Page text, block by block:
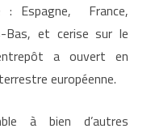
: Espagne, France,
Bas, et cerise sur le
a ouvert en
européenne.
à bien d’autres